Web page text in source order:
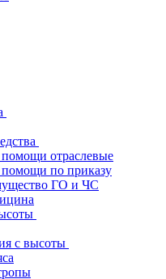
отраслевые
по приказу
ГО и ЧС
с высоты